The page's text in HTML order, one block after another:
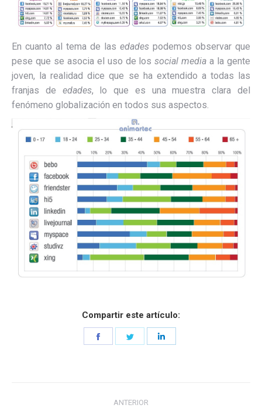
En cuanto al tema de las edades podemos observar que
pese que se asocia el uso de lossocial media a la gente
joven, la realidad dice que se ha extendido a todas las
franjas de edades, lo que es una muestra clara del
fenómeno globalización en todos sus aspectos.
Compartir este artículo:
Share
ANTERIOR